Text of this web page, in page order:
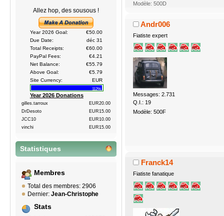
Allez hop, des sousous !
Year 2026 Goal:
€50.00
Due Date:
déc 31
Total Receipts:
€60.00
PayPal Fees:
€4.21
Net Balance:
€55.79
Above Goal:
€5.79
Site Currency:
EUR
112%
Year 2026 Donations
gilles.tarroux
EUR20.00
DrDesoto
EUR15.00
JCC10
EUR10.00
vinchi
EUR15.00
Statistiques
Membres
Total des membres: 2906
Dernier: Jean-Christophe
Stats
Modèle: 500D
Andr006
Fiatiste expert
Messages: 2.731
Q.I.: 19
Modèle: 500F
Franck14
Fiatiste fanatique